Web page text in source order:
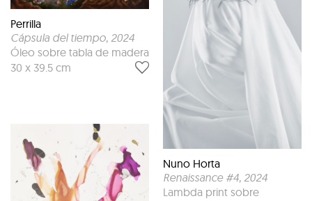
Perrilla
Cápsula del tiempo, 2024
Óleo sobre tabla de madera
30 x 39.5 cm
Nuno Horta
Renaissance #4, 2024
Lambda print sobre